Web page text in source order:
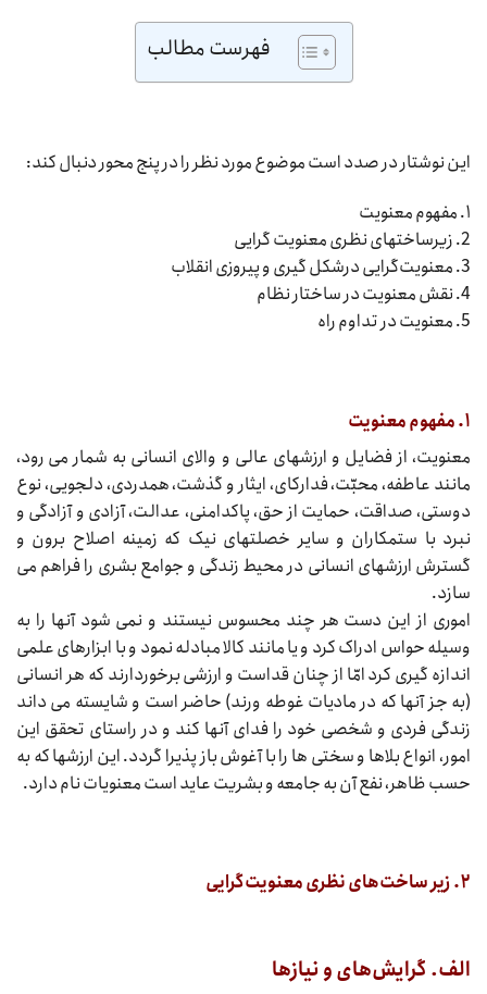
فهرست مطالب
این نوشتار در صدد است موضوع مورد نظر را در پنج محور دنبال کند:
۱. مفهوم معنویت
2. زیرساختهای نظری معنویت گرایی
3. معنویت‌گرایی درشکل گیری و پیروزی انقلاب
4. نقش معنویت در ساختار نظام
5. معنویت در تداوم راه
۱. مفهوم معنویت
معنویت، از فضایل و ارزشهای عالی و والای انسانی به شمار می‌‌‌ رود،
مانند عاطفه، محبّت، فدارکای، ایثار و گذشت، همدردی، دلجویی، نوع
دوستی، صداقت، حمایت از حق، پاکدامنی، عدالت، آزادی و آزادگی و
نبرد با ستمکاران و سایر خصلتهای نیک که زمینه اصلاح برون و
گسترش ارزشهای انسانی در محیط زندگی و جوامع بشری را فراهم می‌‌‌
سازد.
اموری از این دست هر چند محسوس نیستند و نمی‌‌‌ شود آنها را به
وسیله حواس ادراک کرد و یا مانند کالا مبادله نمود و با ابزارهای علمی
اندازه‌‌‌ گیری کرد امّا از چنان قداست و ارزشی برخوردارند که هر انسانی
(به جز آنها که در مادیات غوطه‌‌‌ ورند) حاضر است و شایسته می‌‌‌ داند
زندگی فردی و شخصی خود را فدای آنها کند و در راستای تحقق این
امور، انواع بلاها و سختی‌‌‌ ها را با آغوش باز پذیرا گردد. این ارزشها که به
حسب ظاهر، نفع آن به جامعه و بشریت عاید است معنویات نام دارد.
۲. زیر ساخت‌های نظری معنویت‌گرایی
الف. گرایش‌های و نیازها